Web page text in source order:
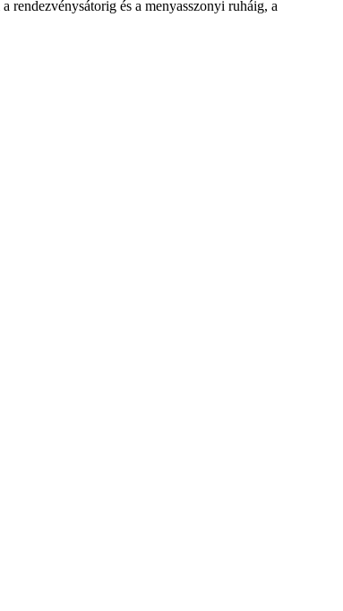
rendezvénysátorig és a menyasszonyi ruháig, a